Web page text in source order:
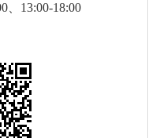
13:00-18:00